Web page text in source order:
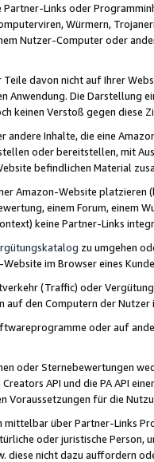
Partner-Links oder
Würmern,
Nutzer-Computer oder
davon nicht auf Ihrer
Anwendung. Die Darstellung
keinen Verstoß gegen diese
andere Inhalte, die eine
oder bereitstellen, mit
befindlichen Material
Amazon-Website
einem Forum, einem
keine Partner-Links
zu umgehen
im Browser eines
(Traffic) oder
auf den Computern der
oder auf
oder Sternebewertungen
API und die PA API
Voraussetzungen für die
über Partner-Links
oder juristische
diese nicht dazu auffordern